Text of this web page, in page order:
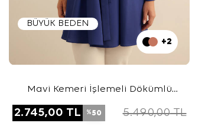
BÜYÜK BEDEN
+2
Mavi Kemeri İşlemeli Dökümlü
2.745,00 TL %50 5.490,00TL